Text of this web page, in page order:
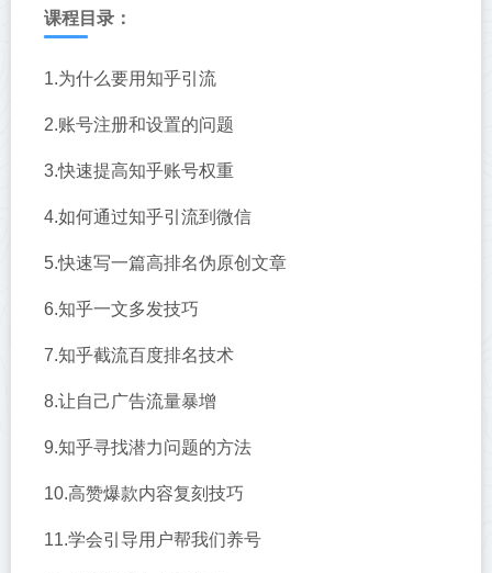
课程目录：
1.为什么要用知乎引流
2.账号注册和设置的问题
3.快速提高知乎账号权重
4.如何通过知乎引流到微信
5.快速写一篇高排名伪原创文章
6.知乎一文多发技巧
7.知乎截流百度排名技术
8.让自己广告流量暴增
9.知乎寻找潜力问题的方法
10.高赞爆款内容复刻技巧
11.学会引导用户帮我们养号